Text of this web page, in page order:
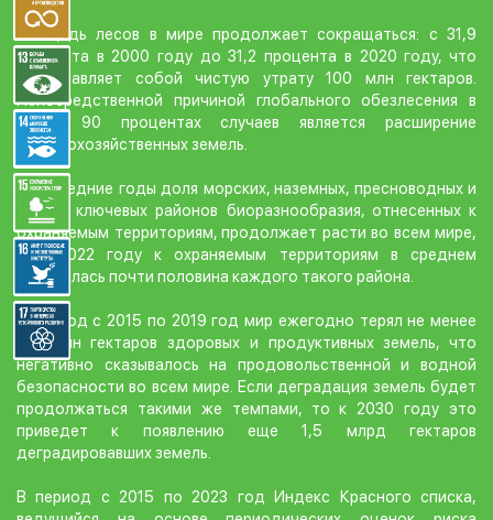
Площадь лесов в мире продолжает сокращаться: с 31,9
процента в 2000 году до 31,2 процента в 2020 году, что
представляет собой чистую утрату 100 млн гектаров.
Непосредственной причиной глобального обезлесения в
почти 90 процентах случаев является расширение
сельскохозяйственных земель.
В последние годы доля морских, наземных, пресноводных и
горных ключевых районов биоразнообразия, отнесенных к
охраняемым территориям, продолжает расти во всем мире,
и в 2022 году к охраняемым территориям в среднем
относилась почти половина каждого такого района.
В период с 2015 по 2019 год мир ежегодно терял не менее
100 млн гектаров здоровых и продуктивных земель, что
негативно сказывалось на продовольственной и водной
безопасности во всем мире. Если деградация земель будет
продолжаться такими же темпами, то к 2030 году это
приведет к появлению еще 1,5 млрд гектаров
деградировавших земель.
В период с 2015 по 2023 год Индекс Красного списка,